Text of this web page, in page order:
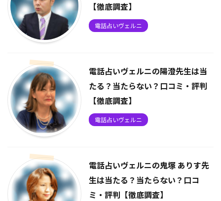
【徹底調査】
電話占いヴェルニ
電話占いヴェルニの陽澄先生は当
たる？当たらない？口コミ・評判
【徹底調査】
電話占いヴェルニ
電話占いヴェルニの鬼塚 ありす先
生は当たる？当たらない？口コ
ミ・評判【徹底調査】